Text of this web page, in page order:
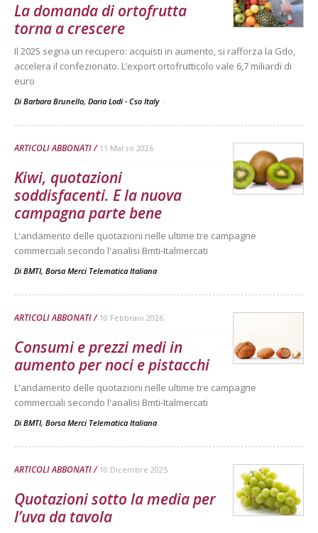
La domanda di ortofrutta
torna a crescere
Il 2025 segna un recupero: acquisti in aumento, si rafforza la Gdo,
accelera il confezionato. L’export ortofrutticolo vale 6,7 miliardi di
euro
Di Barbara Brunello, Daria Lodi - Cso Italy -
ARTICOLI ABBONATI 11 Marzo 2026
Kiwi, quotazioni
soddisfacenti. E la nuova
campagna parte bene
L'andamento delle quotazioni nelle ultime tre campagne
commerciali secondo l'analisi Bmti-Italmercati
Di BMTI, Borsa Merci Telematica Italiana
ARTICOLI ABBONATI 10 Febbraio 2026
Consumi e prezzi medi in
aumento per noci e pistacchi
L'andamento delle quotazioni nelle ultime tre campagne
commerciali secondo l'analisi Bmti-Italmercati
Di BMTI, Borsa Merci Telematica Italiana
ARTICOLI ABBONATI 10 Dicembre 2025
Quotazioni sotto la media per
l’uva da tavola